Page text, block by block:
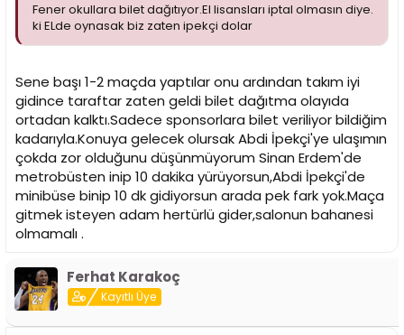
Fener okullara bilet dağıtıyor.El lisansları iptal olmasın diye.
ki ELde oynasak biz zaten ipekçi dolar
Sene başı 1-2 maçda yaptılar onu ardından takım iyi
gidince taraftar zaten geldi bilet dağıtma olayıda
ortadan kalktı.Sadece sponsorlara bilet veriliyor bildiğim
kadarıyla.Konuya gelecek olursak Abdi İpekçi'ye ulaşımın
çokda zor olduğunu düşünmüyorum Sinan Erdem'de
metrobüsten inip 10 dakika yürüyorsun,Abdi İpekçi'de
minibüse binip 10 dk gidiyorsun arada pek fark yok.Maça
gitmek isteyen adam hertürlü gider,salonun bahanesi
olmamalı .
Ferhat Karakoç
Kayıtlı Üye